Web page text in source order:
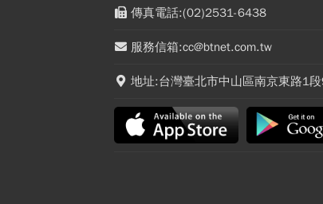
傳真電話:(02)2531-6438
服務信箱:cc@btnet.com.tw
地址:台灣臺北市中山區南京東路1